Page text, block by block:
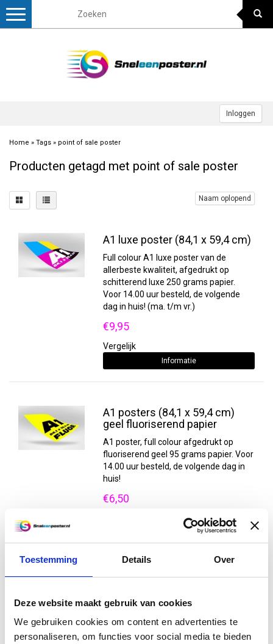
Toestemming Details Over
Deze website maakt gebruik van cookies
We gebruiken cookies om content en advertenties te
personaliseren, om functies voor social media te bieden
Inloggen
Toggle
Home » Tags » point of sale poster
Producten getagd met point of sale poster
Naam oplopend
A1 luxe poster (84,1 x 59,4 cm)
Full colour A1 luxe poster van de
allerbeste kwaliteit, afgedrukt op
schitterend luxe 250 grams papier.
Voor 14.00 uur besteld, de volgende
dag in huis! (ma. t/m vr.)
€9,95
Vergelijk
Informatie
A1 posters (84,1 x 59,4 cm)
geel fluoriserend papier
A1 poster, full colour afgedrukt op
fluoriserend geel 95 grams papier. Voor
14.00 uur besteld, de volgende dag in
huis!
€6,50
fluoriserend groen 95 grams papier.
Voor 14.00 uur besteld, de volgende